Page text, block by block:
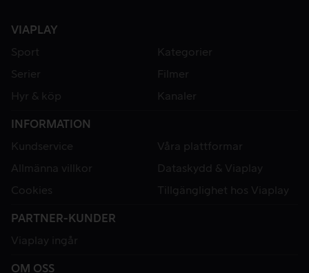
VIAPLAY
Sport
Kategorier
Serier
Filmer
Hyr & köp
Kanaler
INFORMATION
Kundservice
Våra plattformar
Allmänna villkor
Dataskydd & Viaplay
Cookies
Tillgänglighet hos Viaplay
PARTNER-KUNDER
Viaplay ingår
OM OSS